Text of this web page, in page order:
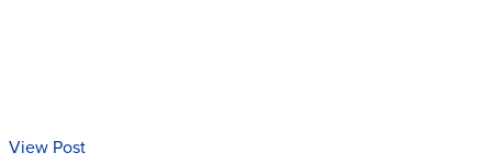
View Post